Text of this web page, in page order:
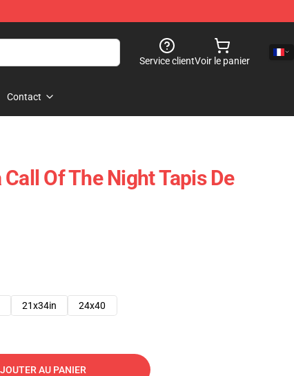
Service clientVoir le panier
Contact
Of The Night Tapis De
21x34in 24x40
AU PANIER